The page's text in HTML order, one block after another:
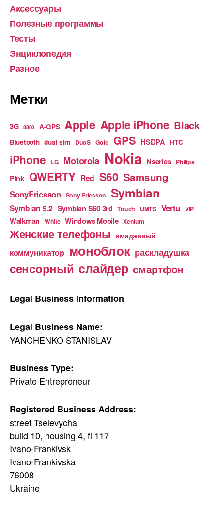
Аксессуары
Полезные программы
Тесты
Энциклопедия
Разное
Метки
3G 8800 A-GPS Apple Apple iPhone Black
Bluetooth dual sim DuoS Gold GPS HSDPA HTC
iPhone LG Motorola Nokia Nseries Philips
Pink QWERTY Red S60 Samsung
SonyEricsson Sony Ericsson Symbian
Symbian 9.2 Symbian S60 3rd Touch UMTS Vertu VIP
Walkman White Windows Mobile Xenium
Женские телефоны имиджевый
коммуникатор моноблок раскладушка
сенсорный слайдер смартфон
Legal Business Information
Legal Business Name:
YANCHENKO STANISLAV
Business Type:
Private Entrepreneur
Registered Business Address:
street Tselevycha
build 10, housing 4, fl 117
Ivano-Frankivsk
Ivano-Frankivska
76008
Ukraine